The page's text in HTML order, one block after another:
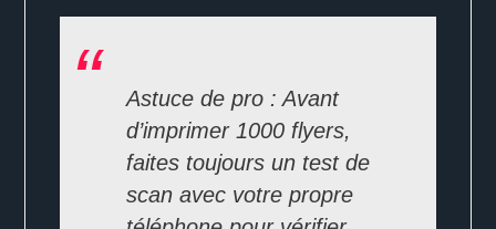
Astuce de pro : Avant
d’imprimer 1000 flyers,
faites toujours un test de
scan avec votre propre